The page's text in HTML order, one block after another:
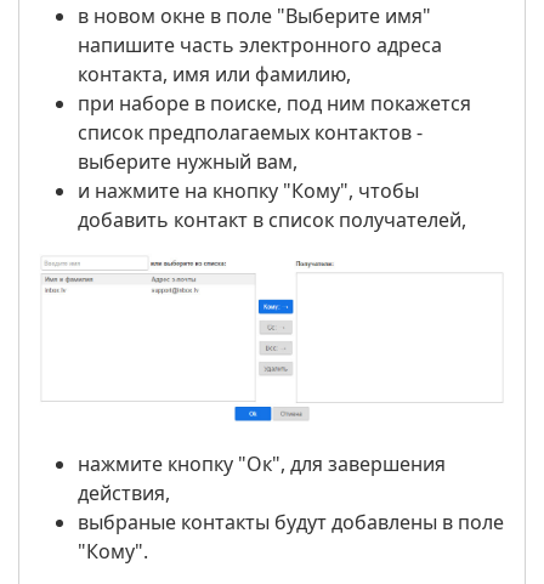
в новом окне в поле "Выберите имя"
напишите часть электронного адреса
контакта, имя или фамилию,
при наборе в поиске, под ним покажется
список предполагаемых контактов -
выберите нужный вам,
и нажмите на кнопку "Кому", чтобы
добавить контакт в список получателей,
нажмите кнопку "Ок", для завершения
действия,
выбраные контакты будут добавлены в поле
"Кому".